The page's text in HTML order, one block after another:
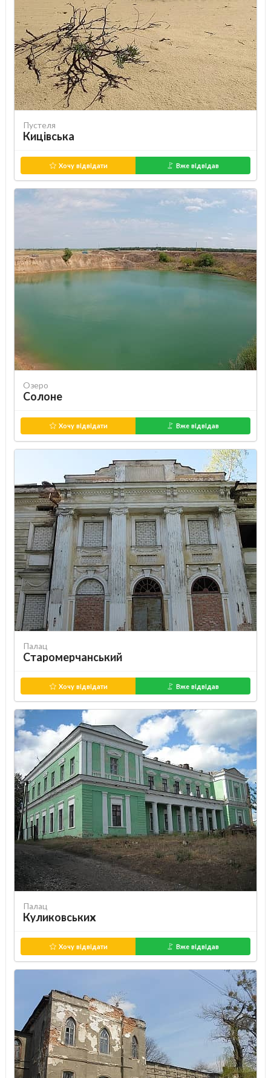
Пустеля
Кицівська
Хочу відвідати Вже відвідав
Озеро
Солоне
Хочу відвідати Вже відвідав
Палац
Старомерчанський
Хочу відвідати Вже відвідав
Палац
Куликовських
Хочу відвідати Вже відвідав